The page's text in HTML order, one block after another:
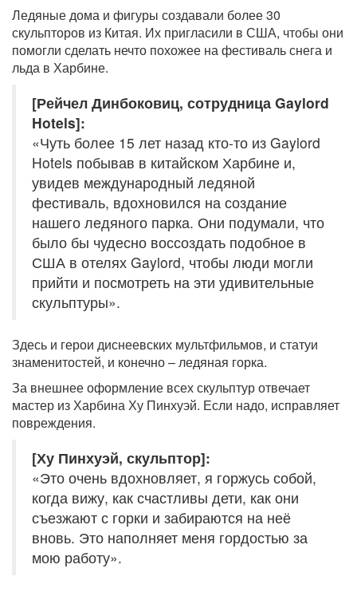
Ледяные дома и фигуры создавали более 30
скульпторов из Китая. Их пригласили в США, чтобы они
помогли сделать нечто похожее на фестиваль снега и
льда в Харбине.
[Рейчел Динбоковиц, сотрудница Gaylord
Hotels]:
«Чуть более 15 лет назад кто-то из Gaylord
Hotels побывав в китайском Харбине и,
увидев международный ледяной
фестиваль, вдохновился на создание
нашего ледяного парка. Они подумали, что
было бы чудесно воссоздать подобное в
США в отелях Gaylord, чтобы люди могли
прийти и посмотреть на эти удивительные
скульптуры».
Здесь и герои диснеевских мультфильмов, и статуи
знаменитостей, и конечно – ледяная горка.
За внешнее оформление всех скульптур отвечает
мастер из Харбина Ху Пинхуэй. Если надо, исправляет
повреждения.
[Ху Пинхуэй, скульптор]:
«Это очень вдохновляет, я горжусь собой,
когда вижу, как счастливы дети, как они
съезжают с горки и забираются на неё
вновь. Это наполняет меня гордостью за
мою работу».